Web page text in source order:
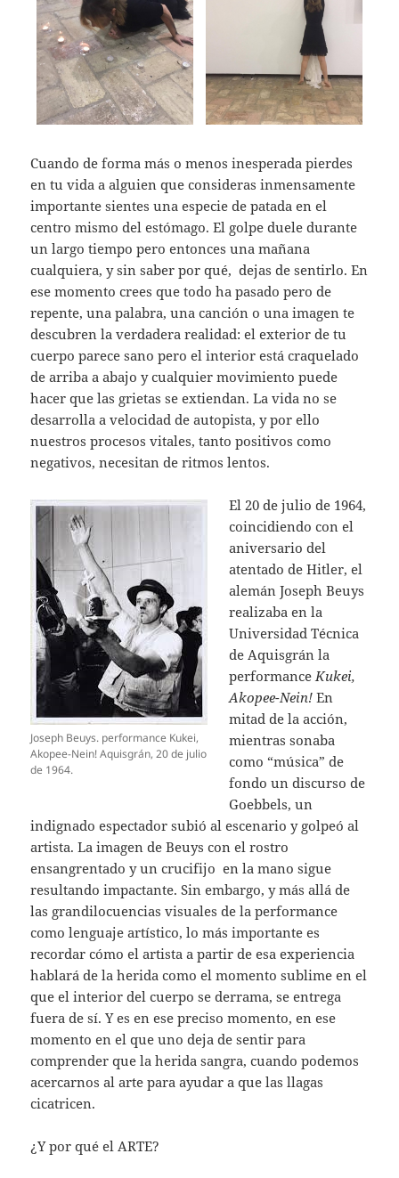
Cuando de forma más o menos inesperada pierdes
en tu vida a alguien que consideras inmensamente
importante sientes una especie de patada en el
centro mismo del estómago. El golpe duele durante
un largo tiempo pero entonces una mañana
cualquiera, y sin saber por qué, dejas de sentirlo. En
ese momento crees que todo ha pasado pero de
repente, una palabra, una canción o una imagen te
descubren la verdadera realidad: el exterior de tu
cuerpo parece sano pero el interior está craquelado
de arriba a abajo y cualquier movimiento puede
hacer que las grietas se extiendan. La vida no se
desarrolla a velocidad de autopista, y por ello
nuestros procesos vitales, tanto positivos como
negativos, necesitan de ritmos lentos.
Joseph Beuys. performance Kukei,
Akopee-Nein! Aquisgrán, 20 de julio
de 1964.
El 20 de julio de 1964,
coincidiendo con el
aniversario del
atentado de Hitler, el
alemán Joseph Beuys
realizaba en la
Universidad Técnica
de Aquisgrán la
performance Kukei,
Akopee-Nein! En
mitad de la acción,
mientras sonaba
como “música” de
fondo un discurso de
Goebbels, un
indignado espectador subió al escenario y golpeó al
artista. La imagen de Beuys con el rostro
ensangrentado y un crucifijo en la mano sigue
resultando impactante. Sin embargo, y más allá de
las grandilocuencias visuales de la performance
como lenguaje artístico, lo más importante es
recordar cómo el artista a partir de esa experiencia
hablará de la herida como el momento sublime en el
que el interior del cuerpo se derrama, se entrega
fuera de sí. Y es en ese preciso momento, en ese
momento en el que uno deja de sentir para
comprender que la herida sangra, cuando podemos
acercarnos al arte para ayudar a que las llagas
cicatricen.
¿Y por qué el ARTE?